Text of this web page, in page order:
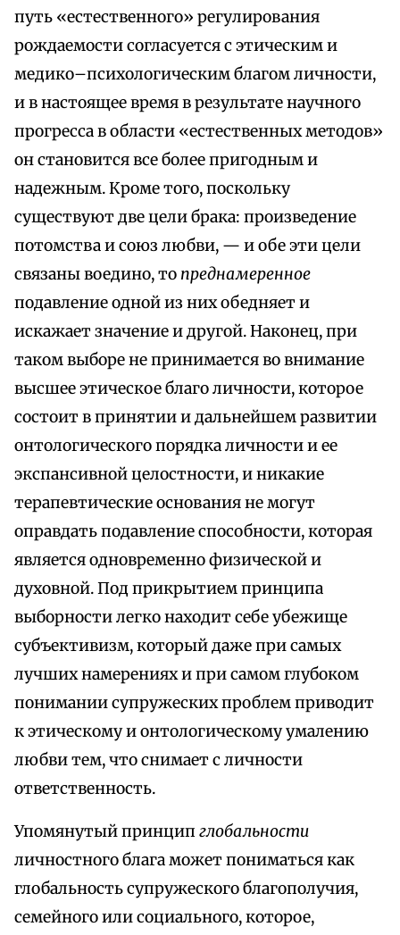
путь «естественного» регулирования
рождаемости согласуется с этическим и
медико–психологическим благом личности,
и в настоящее время в результате научного
прогресса в области «естественных методов»
он становится все более пригодным и
надежным. Кроме того, поскольку
существуют две цели брака: произведение
потомства и союз любви, — и обе эти цели
связаны воедино, то преднамеренное
подавление одной из них обедняет и
искажает значение и другой. Наконец, при
таком выборе не принимается во внимание
высшее этическое благо личности, которое
состоит в принятии и дальнейшем развитии
онтологического порядка личности и ее
экспансивной целостности, и никакие
терапевтические основания не могут
оправдать подавление способности, которая
является одновременно физической и
духовной. Под прикрытием принципа
выборности легко находит себе убежище
субъективизм, который даже при самых
лучших намерениях и при самом глубоком
понимании супружеских проблем приводит
к этическому и онтологическому умалению
любви тем, что снимает с личности
ответственность.
Упомянутый принцип глобальности
личностного блага может пониматься как
глобальность супружеского благополучия,
семейного или социального, которое,